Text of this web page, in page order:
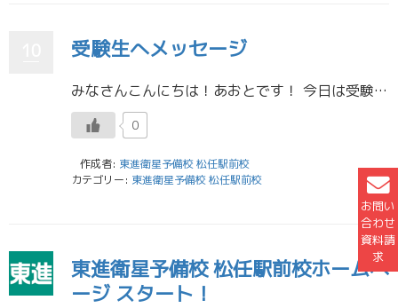
お問い
合わせ
資料請
求
受験生へメッセージ
みなさんこんにちは！あおとです！ 今日は受験生へメッセージと言うことで、僕が思っていることを書こうと思います。 まず、皆さんほんとによく頑張っていると思います。すごい。僕は褒めるのがほんとに下手で「すごい」とか「やるやん […]
0
作成者: 東進衛星予備校 松任駅前校
カテゴリー: 東進衛星予備校 松任駅前校
東進衛星予備校 松任駅前校ホームペ
ージ スタート！